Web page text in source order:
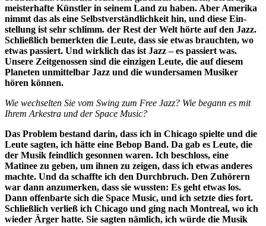
meisterhafte Künstler in seinem Land zu haben. Aber Amerika
nimmt das als eine Selbstverständlichkeit hin, und diese Ein­
stellung ist sehr schlimm. der Rest der Welt hörte auf den Jazz.
Schließlich be­merkten die Leute, dass sie etwas brauch­ten, wo
etwas passiert. Und wirklich das ist Jazz – es passiert was.
Unsere Zeitge­nossen sind die einzigen Leute, die auf diesem
Planeten unmittelbar Jazz und die wundersamen Musiker
hören können.
Wie wechselten Sie vom Swing zum Free Jazz? Wie begann es mit
Ihrem Arkestra und der Space Music?
Das Problem bestand darin, dass ich in Chicago spielte und die
Leute sagten, ich hätte eine Bebop Band. Da gab es Leute, die
der Musik feindlich gesonnen waren. Ich beschloss, eine
Matinee zu geben, um ihnen zu zeigen, dass ich etwas anderes
machte. Und da schaffte ich den Durch­bruch. Den Zuhörern
war dann anzumer­ken, dass sie wussten: Es geht etwas los.
Dann offenbarte sich die Space Music, und ich setzte dies fort.
Schließlich verließ ich Chicago und ging nach Montreal, wo ich
wieder Ärger hatte. Sie sagten näm­lich, ich würde die Musik